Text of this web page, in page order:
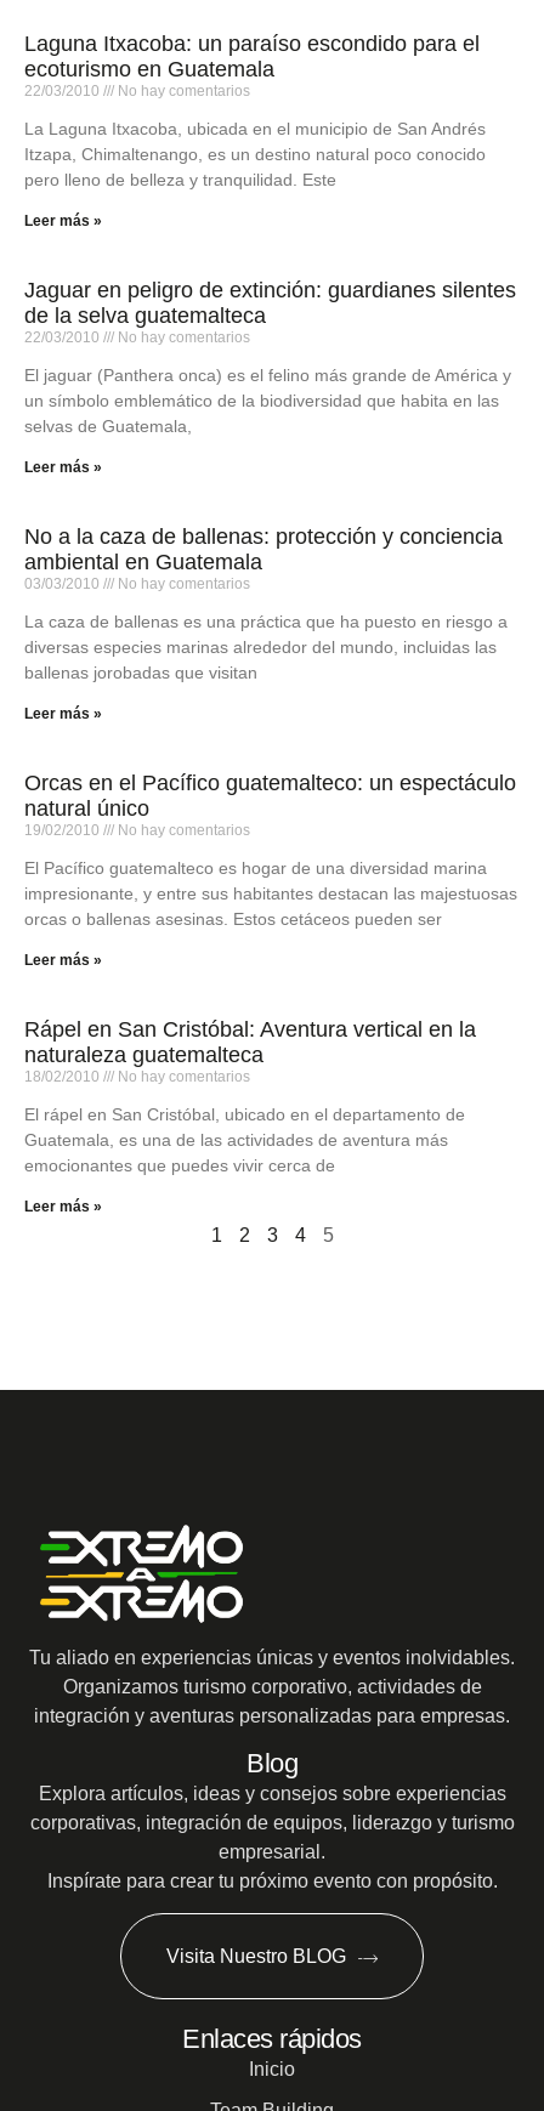
Laguna Itxacoba: un paraíso escondido para el
ecoturismo en Guatemala
22/03/2010 No hay comentarios
La Laguna Itxacoba, ubicada en el municipio de San Andrés
Itzapa, Chimaltenango, es un destino natural poco conocido
pero lleno de belleza y tranquilidad. Este
Leer más »
Jaguar en peligro de extinción: guardianes silentes
de la selva guatemalteca
22/03/2010 No hay comentarios
El jaguar (Panthera onca) es el felino más grande de América y
un símbolo emblemático de la biodiversidad que habita en las
selvas de Guatemala,
Leer más »
No a la caza de ballenas: protección y conciencia
ambiental en Guatemala
03/03/2010 No hay comentarios
La caza de ballenas es una práctica que ha puesto en riesgo a
diversas especies marinas alrededor del mundo, incluidas las
ballenas jorobadas que visitan
Leer más »
Orcas en el Pacífico guatemalteco: un espectáculo
natural único
19/02/2010 No hay comentarios
El Pacífico guatemalteco es hogar de una diversidad marina
impresionante, y entre sus habitantes destacan las majestuosas
orcas o ballenas asesinas. Estos cetáceos pueden ser
Leer más »
Rápel en San Cristóbal: Aventura vertical en la
naturaleza guatemalteca
18/02/2010 No hay comentarios
El rápel en San Cristóbal, ubicado en el departamento de
Guatemala, es una de las actividades de aventura más
emocionantes que puedes vivir cerca de
Leer más »
1 2 3 4 5
Tu aliado en experiencias únicas y eventos inolvidables.
Organizamos turismo corporativo, actividades de
integración y aventuras personalizadas para empresas.
Blog
Explora artículos, ideas y consejos sobre experiencias
corporativas, integración de equipos, liderazgo y turismo
empresarial.
Inspírate para crear tu próximo evento con propósito.
Visita Nuestro BLOG
Enlaces rápidos
Inicio